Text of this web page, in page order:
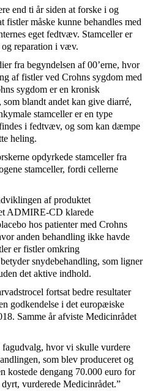
end ti år siden at forske i og
fistler måske kunne behandles med
eget fedtvæv. Stamceller er
reparation i væv.
fra begyndelsen af 00’erne, hvor
af fistler ved Crohns sygdom med
sygdom er en kronisk
blandt andet kan give diarré,
stamceller er en type
i fedtvæv, og som kan dæmpe
heling.
opdyrkede stamceller fra
stamceller, fordi cellerne
af produktet
ADMIRE-CD klarede
hos patienter med Crohns
anden behandling ikke havde
er fistler omkring
snydebehandling, som ligner
det aktive indhold.
fortsat bedre resultater
godkendelse i det europæiske
Samme år afviste Medicinrådet
fagudvalg, hvor vi skulle vurdere
som blev produceret og
kostede dengang 70.000 euro for
vurderede Medicinrådet.”